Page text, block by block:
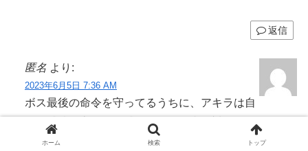
返信
匿名 より:
2023年6月5日 7:36 AM
ボス最後の命令を守ってるうちに、アキラは自
分の感情の変化に敏感になり、他者に対しても──とい
う事なのですかね。
ホーム 検索 トップ